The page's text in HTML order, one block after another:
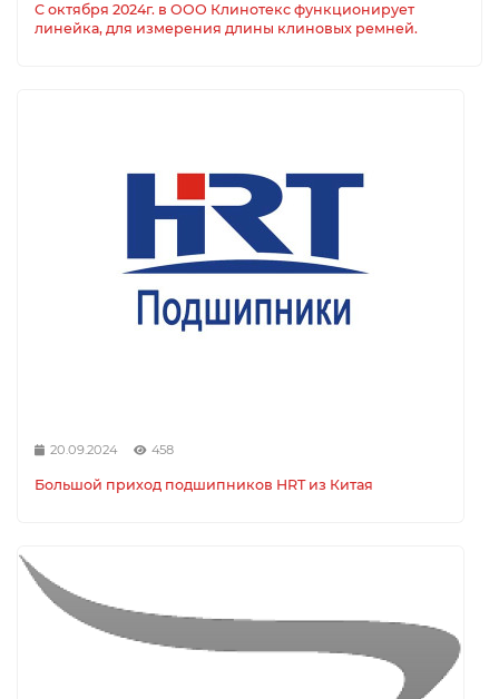
С октября 2024г. в ООО Клинотекс функционирует
линейка, для измерения длины клиновых ремней.
20.09.2024 458
Большой приход подшипников HRT из Китая